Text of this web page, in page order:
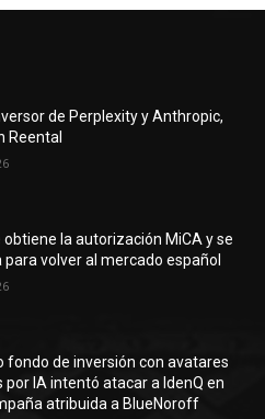
de Perplexity y Anthropic,
Reental
obtiene la autorización MiCA y se
para volver al mercado español
fondo de inversión con avatares
por IA intentó atacar a IdenQ en
atribuida a BlueNoroff